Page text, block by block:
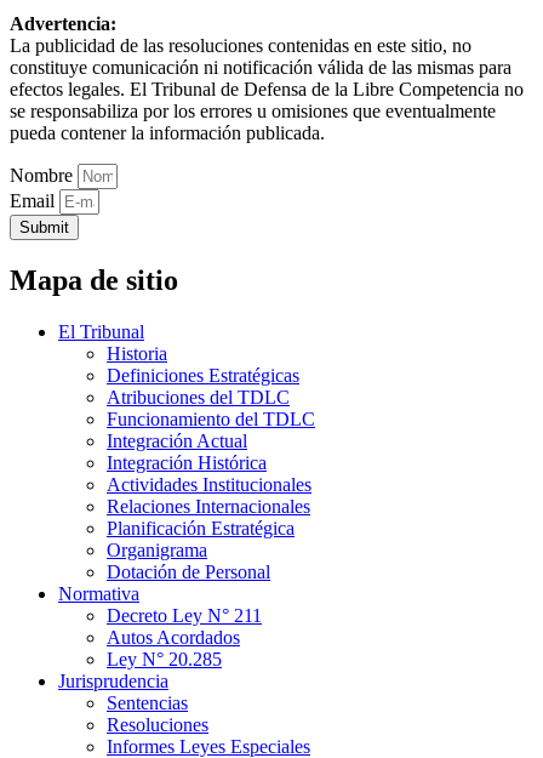
Advertencia:
La publicidad de las resoluciones contenidas en este sitio, no
constituye comunicación ni notificación válida de las mismas para
efectos legales. El Tribunal de Defensa de la Libre Competencia no
se responsabiliza por los errores u omisiones que eventualmente
pueda contener la información publicada.
Nombre
Email
Submit
Mapa de sitio
El Tribunal
Historia
Definiciones Estratégicas
Atribuciones del TDLC
Funcionamiento del TDLC
Integración Actual
Integración Histórica
Actividades Institucionales
Relaciones Internacionales
Planificación Estratégica
Organigrama
Dotación de Personal
Normativa
Decreto Ley N° 211
Autos Acordados
Ley N° 20.285
Jurisprudencia
Sentencias
Resoluciones
Informes Leyes Especiales